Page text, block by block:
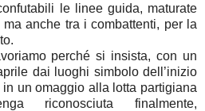
le linee guida, maturate
anche tra i combattenti, per la
perché si insista, con un
dai luoghi simbolo dell’inizio
un omaggio alla lotta partigiana
riconosciuta finalmente,